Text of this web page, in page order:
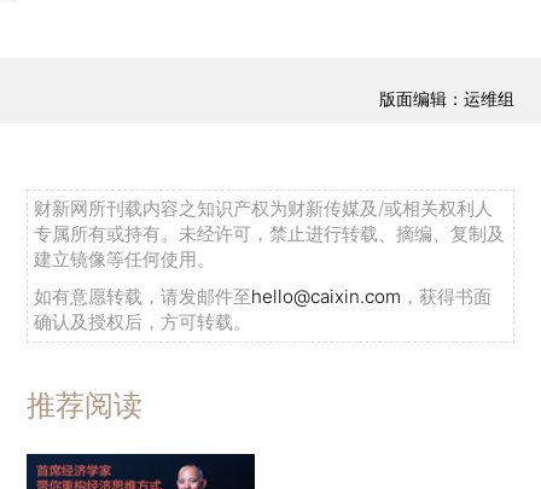
版面编辑：运维组
财新网所刊载内容之知识产权为财新传媒及/或相关权利人
专属所有或持有。未经许可，禁止进行转载、摘编、复制及
建立镜像等任何使用。
如有意愿转载，请发邮件至hello@caixin.com ，获得书面
确认及授权后，方可转载。
推荐阅读